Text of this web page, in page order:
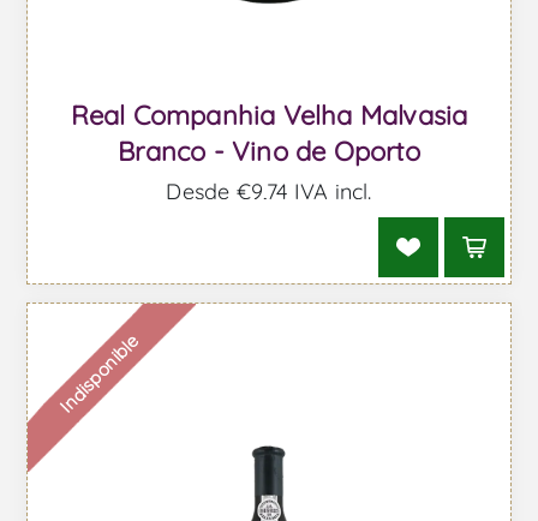
Real Companhia Velha Malvasia
Branco - Vino de Oporto
Desde €9,74 IVA incl.
Indisponible